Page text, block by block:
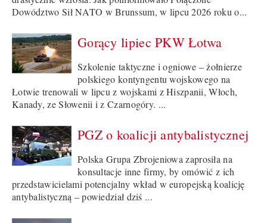
Dowództwo Sił NATO w Brunssum, w lipcu 2026 roku o...
Gorący lipiec PKW Łotwa
Szkolenie taktyczne i ogniowe – żołnierze
polskiego kontyngentu wojskowego na
Łotwie trenowali w lipcu z wojskami z Hiszpanii, Włoch,
Kanady, ze Słowenii i z Czarnogóry. ...
PGZ o koalicji antybalistycznej
Polska Grupa Zbrojeniowa zaprosiła na
konsultacje inne firmy, by omówić z ich
przedstawicielami potencjalny wkład w europejską koalicję
antybalistyczną – powiedział dziś ...